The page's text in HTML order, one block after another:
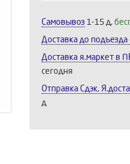
Самовывоз 1-15 д,
Доставка до
Доставка я.маркет в
сегодня
Отправка Сдэк,
д